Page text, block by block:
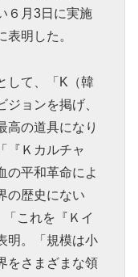
６月3日に実施
明した。
して、「K（韓
ョンを掲げ、
高の道具になり
『Ｋカルチャ
の平和革命によ
の歴史にない
「これを『Ｋイ
明。「規模は小
をさまざまな領